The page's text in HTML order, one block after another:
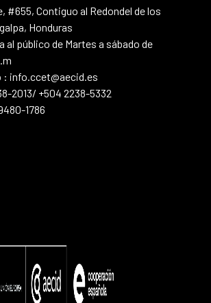
#655, Contiguo al Redondel de los
Honduras
al público de Martes a sábado de
info.ccet@aecid.es
2013/ +504 2238-5332
1786